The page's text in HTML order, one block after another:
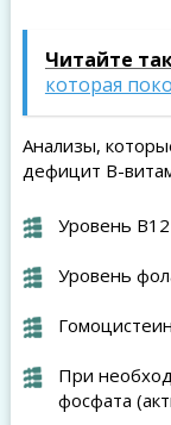
Читайте
которая
Анализы,
дефицит B-
Уровень
Уровень
При
фосфата